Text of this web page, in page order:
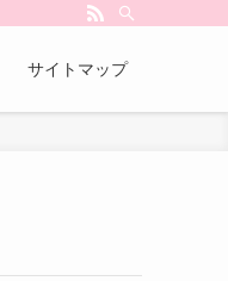
サイトマップ